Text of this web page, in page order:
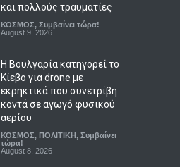
και πολλούς τραυματίες
ΚΟΣΜΟΣ, Συμβαίνει τώρα!
August 9, 2026
Η Βουλγαρία κατηγορεί το
Κίεβο για drone με
εκρηκτικά που συνετρίβη
κοντά σε αγωγό φυσικού
αερίου
ΚΟΣΜΟΣ, ΠΟΛΙΤΙΚΗ, Συμβαίνει
τώρα!
August 8, 2026